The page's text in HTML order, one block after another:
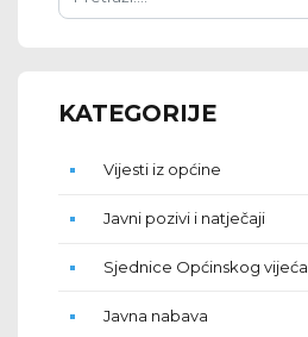
KATEGORIJE
Vijesti iz općine
Javni pozivi i natječaji
Sjednice Općinskog vijeća
Javna nabava